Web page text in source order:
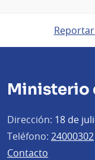
Ministerio
Dirección: 18 de
Teléfono: 24000302
Contacto